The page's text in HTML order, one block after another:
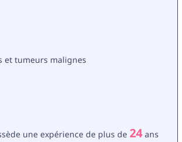
et tumeurs malignes
une expérience de plus de 24 ans